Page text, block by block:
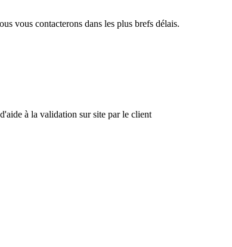
vous contacterons dans les plus brefs délais.
à la validation sur site par le client